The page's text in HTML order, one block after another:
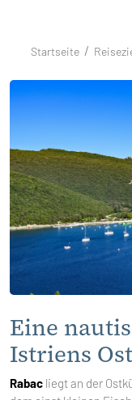
Startseite
Eine
Istriens
Rabac liegt an der